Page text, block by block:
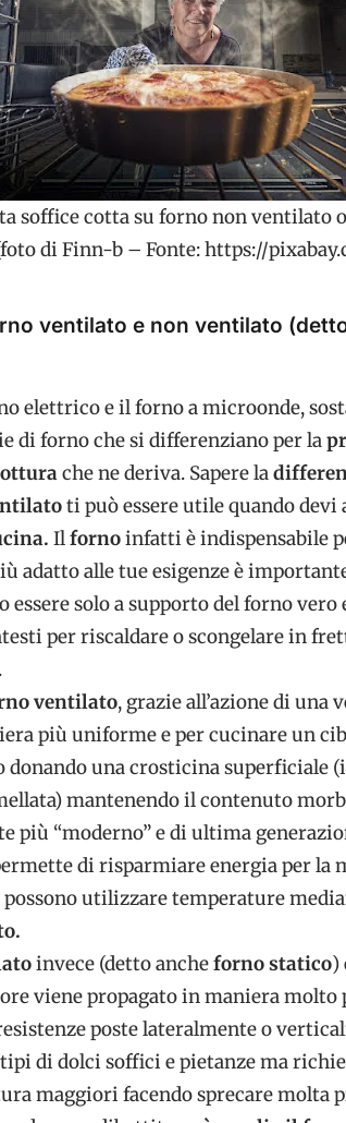
soffice cotta su forno non ventilato
di Finn-b – Fonte: https://
ventilato e non ventilato
elettrico e il forno a microonde,
di forno che si differenziano per la
che ne deriva. Sapere la
ti può essere utile quando
Ilfornoinfatti è indispensabile
adatto alle tue esigenze è
essere solo a supporto del forno vero
per riscaldare o scongelare in
ventilato, grazie all’azione di una
più uniforme e per cucinare un
una crosticina superficiale
mantenendo il contenuto
più “moderno” e di ultima
di risparmiare energia per la
utilizzare temperature
invece (detto ancheforno statico)
viene propagato in maniera
poste lateralmente o
di dolci soffici e pietanze ma
maggiori facendo sprecare molta